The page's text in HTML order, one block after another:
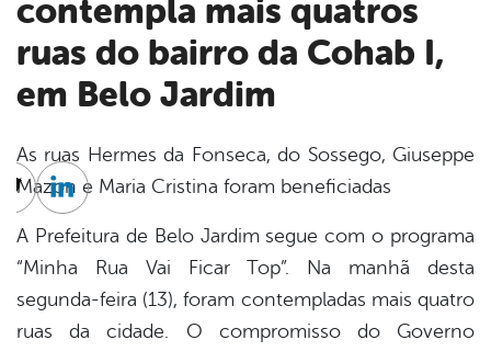
contempla mais quatros
ruas do bairro da Cohab I,
em Belo Jardim
As ruas Hermes da Fonseca, do Sossego, Giuseppe
Mazon e Maria Cristina foram beneficiadas
A Prefeitura de Belo Jardim segue com o programa
“Minha Rua Vai Ficar Top”. Na manhã desta
segunda-feira (13), foram contempladas mais quatro
ruas da cidade. O compromisso do Governo
TwitterLinkedin